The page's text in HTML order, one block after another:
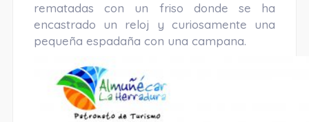
rematadas con un friso donde se ha
encastrado un reloj y curiosamente una
pequeña espadaña con una campana.